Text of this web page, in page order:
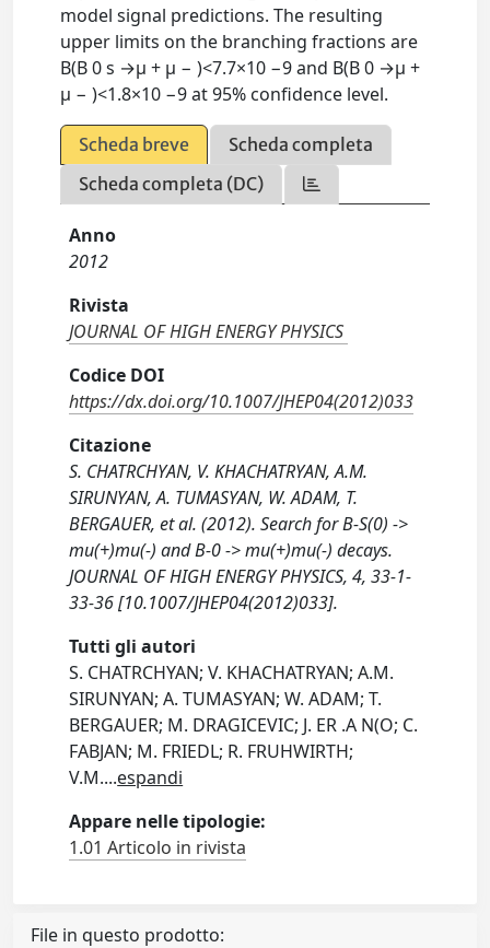
model signal predictions. The resulting
upper limits on the branching fractions are
B(B 0 s →μ + μ − )<7.7×10 −9 and B(B 0 →μ +
μ − )<1.8×10 −9 at 95% confidence level.
Scheda breve
Scheda completa
Scheda completa (DC)
Anno
2012
Rivista
JOURNAL OF HIGH ENERGY PHYSICS
Codice DOI
https://dx.doi.org/10.1007/JHEP04(2012)033
Citazione
S. CHATRCHYAN, V. KHACHATRYAN, A.M.
SIRUNYAN, A. TUMASYAN, W. ADAM, T.
BERGAUER, et al. (2012). Search for B-S(0) ->
mu(+)mu(-) and B-0 -> mu(+)mu(-) decays.
JOURNAL OF HIGH ENERGY PHYSICS, 4, 33-1-
33-36 [10.1007/JHEP04(2012)033].
Tutti gli autori
S. CHATRCHYAN; V. KHACHATRYAN; A.M.
SIRUNYAN; A. TUMASYAN; W. ADAM; T.
BERGAUER; M. DRAGICEVIC; J. ER .A N(O; C.
FABJAN; M. FRIEDL; R. FRUHWIRTH;
V.M....espandi
Appare nelle tipologie:
1.01 Articolo in rivista
File in questo prodotto: